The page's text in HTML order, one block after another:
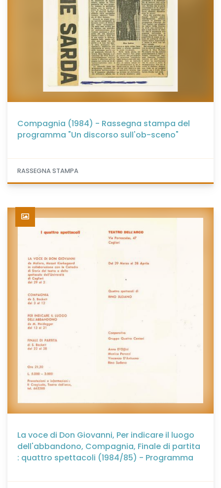
Compagnia (1984) - Rassegna stampa del
programma "Un discorso sull'ob-sceno"
RASSEGNA STAMPA
La voce di Don Giovanni, Per indicare il luogo
dell'abbandono, Compagnia, Finale di partita
: quattro spettacoli (1984/85) - Programma